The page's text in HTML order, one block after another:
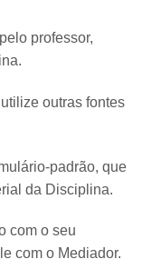
professor,
outras fontes
padrão, que
da Disciplina.
com o seu
com o Mediador.